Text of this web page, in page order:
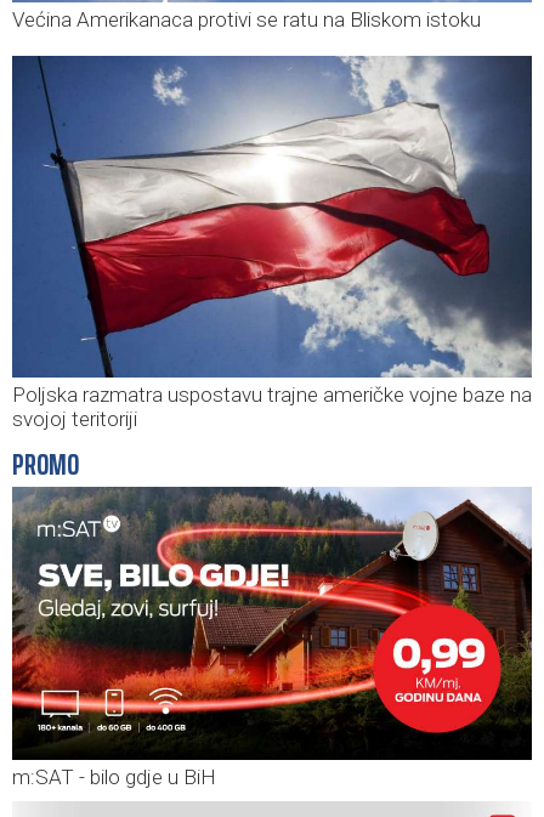
Većina Amerikanaca protivi se ratu na Bliskom istoku
Poljska razmatra uspostavu trajne američke vojne baze na
svojoj teritoriji
PROMO
m:SAT - bilo gdje u BiH